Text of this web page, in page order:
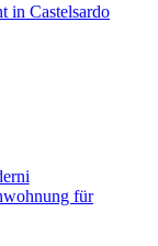
in Castelsardo
für